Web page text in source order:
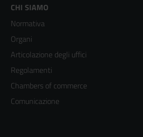
Footer
menù
colonna
3
CHI SIAMO
Normativa
Organi
Articolazione degli uffici
Regolamenti
Chambers of commerce
Comunicazione